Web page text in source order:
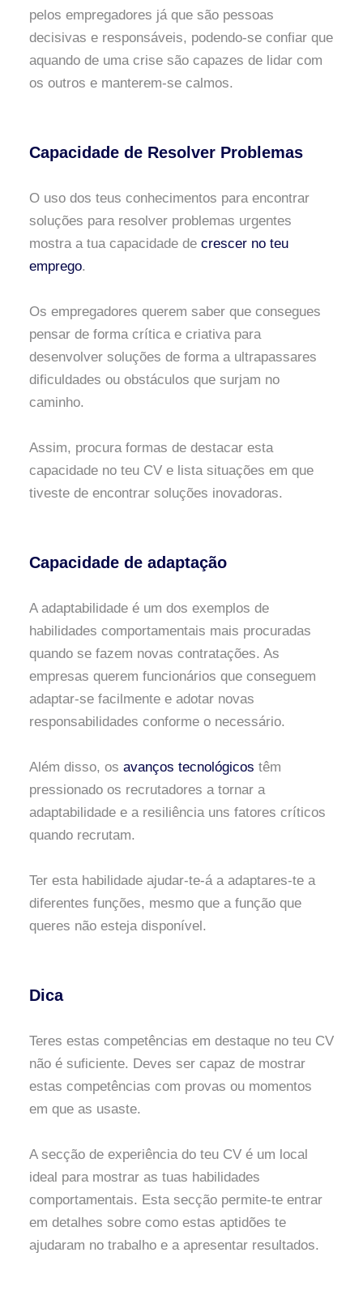
pelos empregadores já que são pessoas
decisivas e responsáveis, podendo-se confiar que
aquando de uma crise são capazes de lidar com
os outros e manterem-se calmos.
Capacidade de Resolver Problemas
O uso dos teus conhecimentos para encontrar
soluções para resolver problemas urgentes
mostra a tua capacidade de crescer no teu
emprego.
Os empregadores querem saber que consegues
pensar de forma crítica e criativa para
desenvolver soluções de forma a ultrapassares
dificuldades ou obstáculos que surjam no
caminho.
Assim, procura formas de destacar esta
capacidade no teu CV e lista situações em que
tiveste de encontrar soluções inovadoras.
Capacidade de adaptação
A adaptabilidade é um dos exemplos de
habilidades comportamentais mais procuradas
quando se fazem novas contratações. As
empresas querem funcionários que conseguem
adaptar-se facilmente e adotar novas
responsabilidades conforme o necessário.
Além disso, os avanços tecnológicos têm
pressionado os recrutadores a tornar a
adaptabilidade e a resiliência uns fatores críticos
quando recrutam.
Ter esta habilidade ajudar-te-á a adaptares-te a
diferentes funções, mesmo que a função que
queres não esteja disponível.
Dica
Teres estas competências em destaque no teu CV
não é suficiente. Deves ser capaz de mostrar
estas competências com provas ou momentos
em que as usaste.
A secção de experiência do teu CV é um local
ideal para mostrar as tuas habilidades
comportamentais. Esta secção permite-te entrar
em detalhes sobre como estas aptidões te
ajudaram no trabalho e a apresentar resultados.